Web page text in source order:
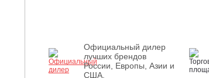
Официальный дилер
лучших брендов
России, Европы, Азии и
США.